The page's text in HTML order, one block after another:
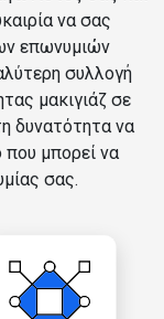
να σας
επωνυμιών
συλλογή
μακιγιάζ σε
δυνατότητα να
που μπορεί να
σας.